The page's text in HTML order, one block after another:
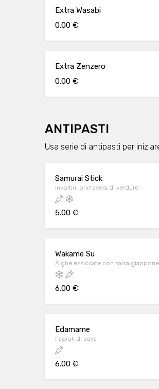
Extra Wasabi
0.00 €
Extra Zenzero
0.00 €
ANTIPASTI
Usa serie di antipasti per
Samurai Stick
Involtini primavera di verdure
5.00 €
Wakame Su
Alghe essiccate con salsa
6.00 €
Edamame
Fagioli di soya
6.00 €